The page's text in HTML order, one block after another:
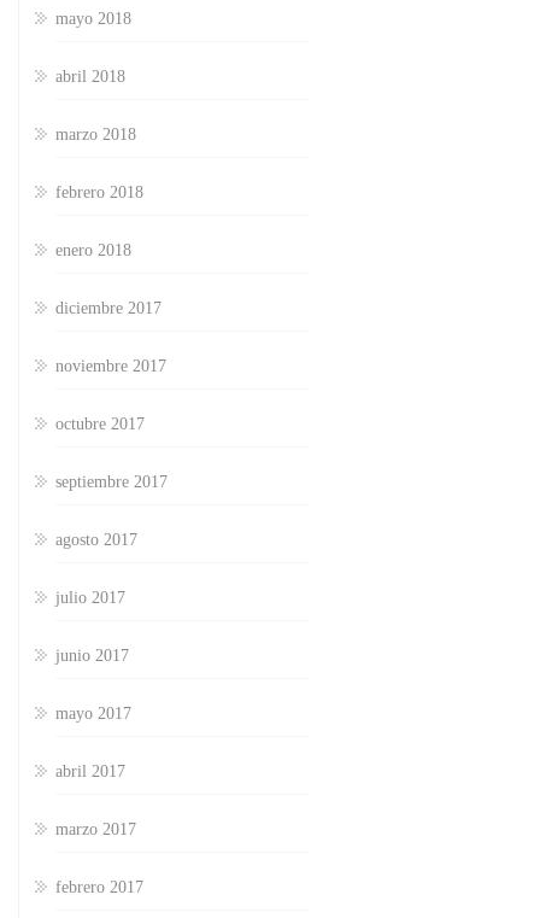
mayo 2018
abril 2018
marzo 2018
febrero 2018
enero 2018
diciembre 2017
noviembre 2017
octubre 2017
septiembre 2017
agosto 2017
julio 2017
junio 2017
mayo 2017
abril 2017
marzo 2017
febrero 2017